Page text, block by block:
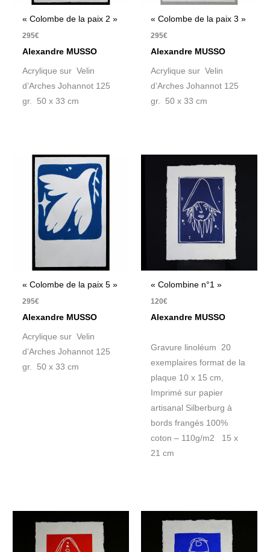
« Colombe de la paix 2 »
295€
Alexandre MUSSO
Acrylique sur Velin
d’Arches Johannot 125
gr. 50 x 33 cm
« Colombe de la paix 3 »
295€
Alexandre MUSSO
Acrylique sur Velin
d’Arches Johannot 125
gr. 50 x 33 cm
« Colombe de la paix 5 »
295€
Alexandre MUSSO
Acrylique sur Velin
d’Arches Johannot 125
gr. 50 x 33 cm
« Colombine n°1 »
120€
Alexandre MUSSO
Gravure linoléum 20
exemplaires format de la
plaque 10 x 15 cm,
Imprimé sur papier
artisanal Silberburg à
bords frangés 100%
coton – 110g/m2 15 x
21 cm